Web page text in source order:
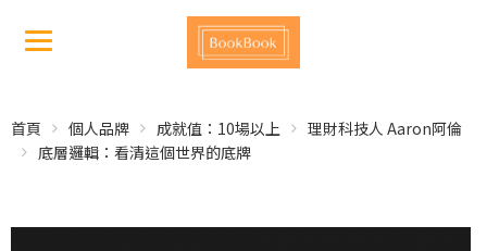
首頁 個人品牌 成就值：10場以上
理財科技人 Aaron阿倫
底層邏輯：看清這個世界的底牌